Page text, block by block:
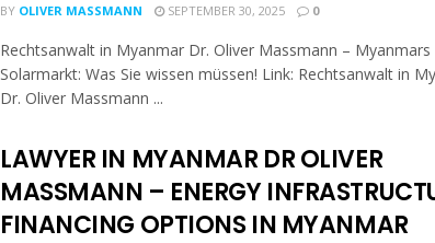
BY OLIVER MASSMANN SEPTEMBER 30, 2025 0
Rechtsanwalt in Myanmar Dr. Oliver Massmann – Myanmars
Solarmarkt: Was Sie wissen müssen! Link: Rechtsanwalt in
Dr. Oliver Massmann ...
LAWYER IN MYANMAR DR OLIVER
MASSMANN – ENERGY
FINANCING OPTIONS IN MYANMAR